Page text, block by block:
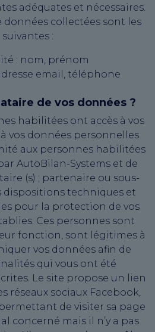
adéquates et nécessaires.
données collectées sont les
suivantes :
: nom, prénom
email, téléphone
de vos données ?
habilitées ont accès à vos
à vos données personnelles
aux personnes habilitées
AutoBilan-Systems et de
(s) ; partenaire ou sous-
techniques et
pour la protection de vos
Ces personnes sont
fonction, sont légitimes à
vos données afin de
qui vous ont été
Le site propose un lien
réseaux sociaux Facebook,
de visiter sa page
concerné mais il n’y a pas